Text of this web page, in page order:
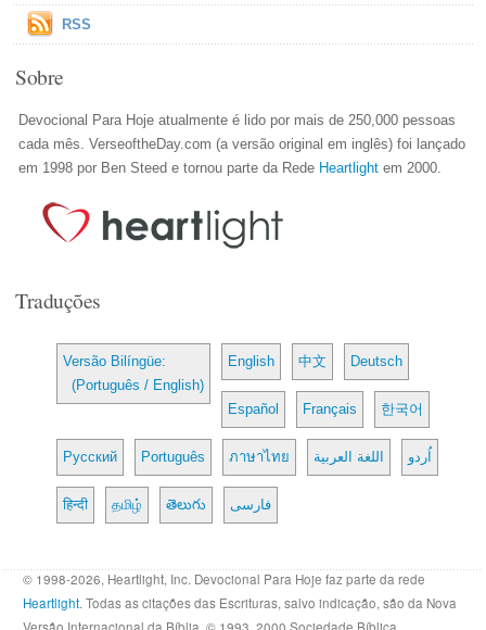
RSS
Sobre
Devocional Para Hoje atualmente é lido por mais de 250,000 pessoas
cada mês. VerseoftheDay.com (a versão original em inglês) foi lançado
em 1998 por Ben Steed e tornou parte da Rede Heartlight em 2000.
Traduções
Versão Bilíngüe:
(Português / English)
English 中文 Deutsch
Español Français 한국어
Русский Português ภาษาไทย اللغة العربية اُردو
हिन्दी தமிழ் తెలుగు فارسی
© 1998-2026, Heartlight, Inc. Devocional Para Hoje faz parte da rede
Heartlight. Todas as citações das Escrituras, salvo indicação, são da Nova